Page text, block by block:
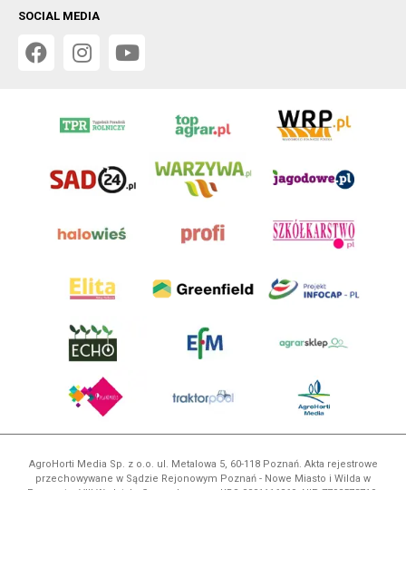
SOCIAL MEDIA
AgroHorti Media Sp. z o.o. ul. Metalowa 5, 60-118 Poznań. Akta rejestrowe
przechowywane w Sądzie Rejonowym Poznań - Nowe Miasto i Wilda w
Poznaniu, VIII Wydziale Gospodarczym, KRS 0001116269, NIP 7792573719,